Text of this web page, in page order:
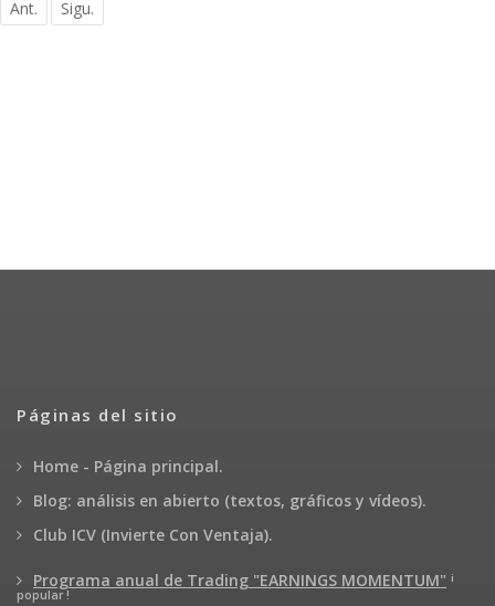
Ant. Sigu.
Páginas del sitio
Home - Página principal.
Blog: análisis en abierto (textos, gráficos y vídeos).
Club ICV (Invierte Con Ventaja).
Programa anual de Trading "EARNINGS MOMENTUM" ¡
popular !